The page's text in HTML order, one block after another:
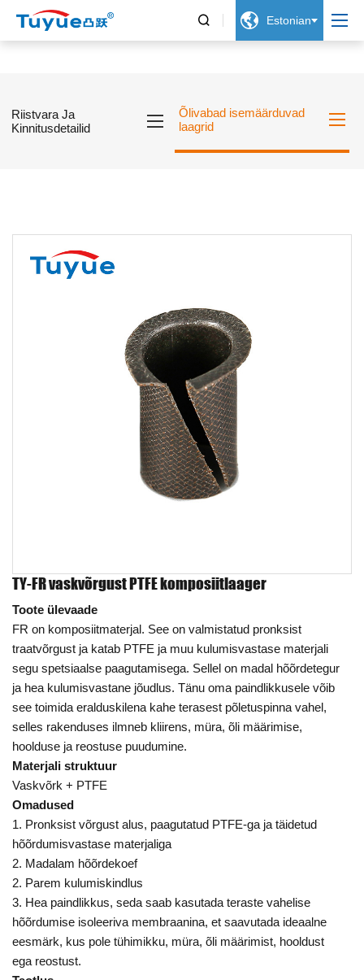
  Estonian
Riistvara Ja
Kinnitusdetailid
Õlivabad isemäärduvad
laagrid
TY-FR vaskvõrgust PTFE komposiitlaager
Toote ülevaade
FR on komposiitmaterjal. See on valmistatud pronksist
traatvõrgust ja katab PTFE ja muu kulumisvastase materjali
segu spetsiaalse paagutamisega. Sellel on madal hõõrdetegur
ja hea kulumisvastane jõudlus. Tänu oma paindlikkusele võib
see toimida eralduskilena kahe terasest põletuspinna vahel,
selles rakenduses ilmneb kliirens, müra, õli määrimise,
hoolduse ja reostuse puudumine.
Materjali struktuur
Vaskvõrk + PTFE
Omadused
1. Pronksist võrgust alus, paagutatud PTFE-ga ja täidetud
hõõrdumisvastase materjaliga
2. Madalam hõõrdekoef
2. Parem kulumiskindlus
3. Hea paindlikkus, seda saab kasutada teraste vahelise
hõõrdumise isoleeriva membraanina, et saavutada ideaalne
eesmärk, kus pole tühimikku, müra, õli määrimist, hooldust
ega reostust.